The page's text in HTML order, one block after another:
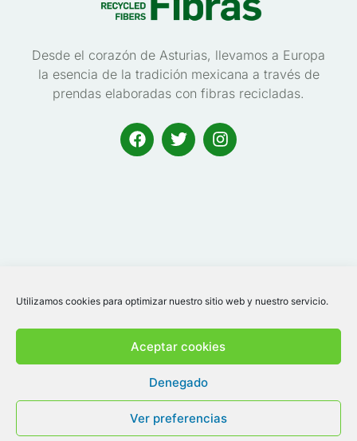
Utilizamos cookies para optimizar nuestro sitio web y nuestro servicio.
Aceptar cookies
Denegado
Ver preferencias
Desde el corazón de Asturias, llevamos a Europa
la esencia de la tradición mexicana a través de
prendas elaboradas con fibras recicladas.
BALALAIKA TEXTIL, S.L
Ruenes, Peñamellera Alta, Asturias | España